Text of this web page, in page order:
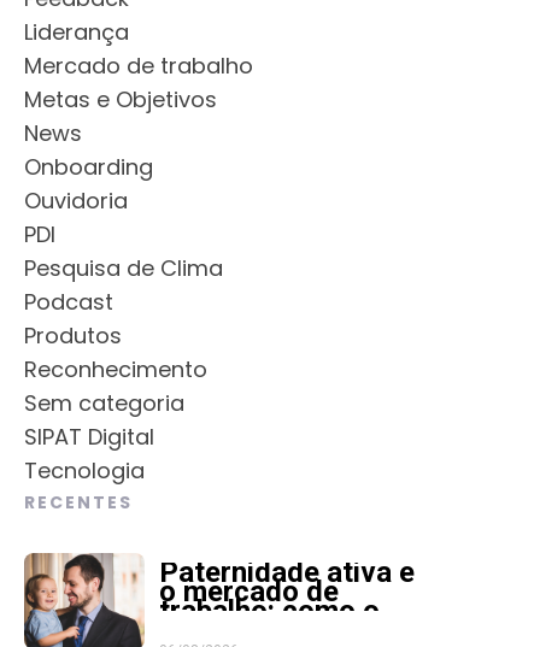
Liderança
Mercado de trabalho
Metas e Objetivos
News
Onboarding
Ouvidoria
PDI
Pesquisa de Clima
Podcast
Produtos
Reconhecimento
Sem categoria
SIPAT Digital
Tecnologia
RECENTES
Paternidade ativa e
o mercado de
trabalho: como o